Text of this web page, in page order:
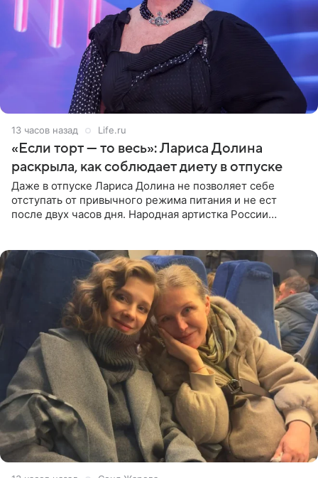
13 часов назад Life.ru
«Если торт — то весь»: Лариса Долина
раскрыла, как соблюдает диету в отпуске
Даже в отпуске Лариса Долина не позволяет себе
отступать от привычного режима питания и не ест
после двух часов дня. Народная артистка России